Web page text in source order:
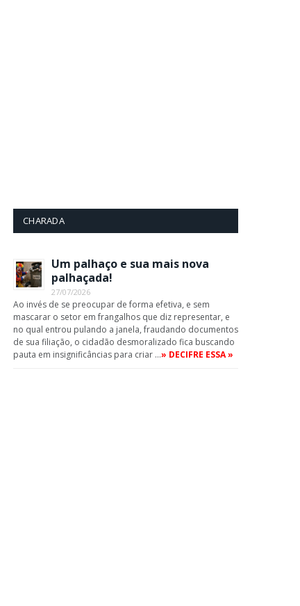
CHARADA
Um palhaço e sua mais nova
palhaçada!
27/07/2026
Ao invés de se preocupar de forma efetiva, e sem
mascarar o setor em frangalhos que diz representar, e
no qual entrou pulando a janela, fraudando documentos
de sua filiação, o cidadão desmoralizado fica buscando
pauta em insignificâncias para criar …» DECIFRE ESSA »